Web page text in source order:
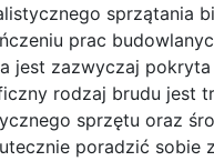
sprzątania
prac
jest zazwyczaj
rodzaj brudu jest
sprzętu oraz
poradzić sobie